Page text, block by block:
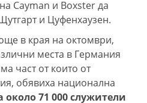
Cayman и Boxster да
и Цуфенхаузен.
в края на октомври,
места в Германия
част от които от
обявиха национална
около 71 000 служители